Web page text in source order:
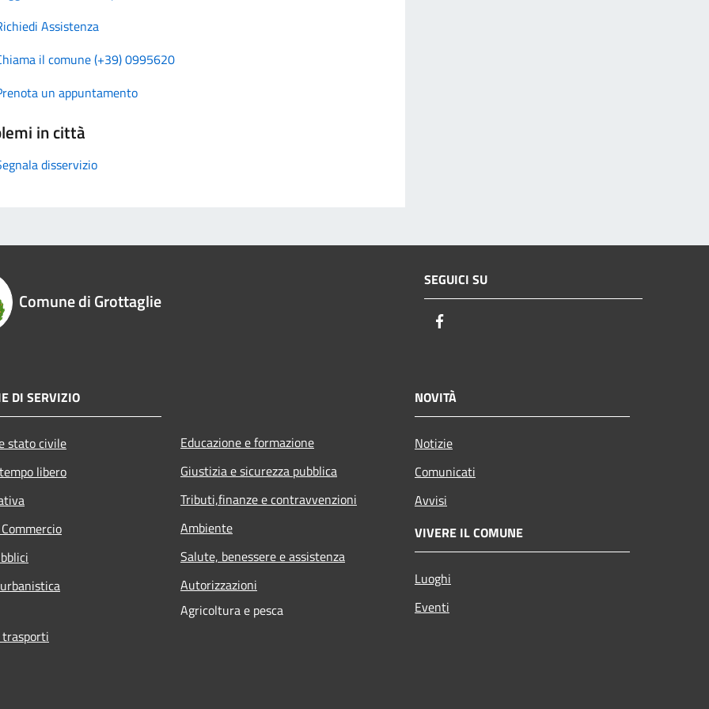
Assistenza
il comune (+39) 0995620
un appuntamento
in città
disservizio
Comune di Grottaglie
SEGUICI SU
DI SERVIZIO
stato civile
libero
Educazione e formazione
Giustizia e sicurezza pubblica
Tributi,finanze e contravvenzioni
Ambiente
Salute, benessere e assistenza
Autorizzazioni
Agricoltura e pesca
NOVITÀ
Notizie
Comunicati
Avvisi
VIVERE IL COMUNE
Luoghi
Eventi